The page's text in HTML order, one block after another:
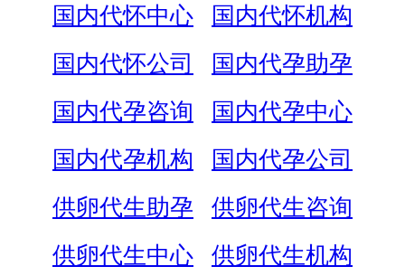
国内代怀中心
国内代怀机构
国内代怀公司
国内代孕助孕
国内代孕咨询
国内代孕中心
国内代孕机构
国内代孕公司
供卵代生助孕
供卵代生咨询
供卵代生中心
供卵代生机构